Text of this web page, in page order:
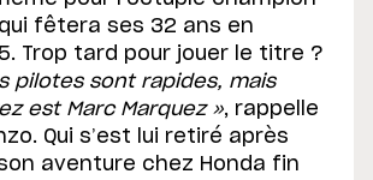
fêtera ses 32 ans en
Trop tard pour jouer le titre ?
pilotes sont rapides, mais
est Marc Marquez », rappelle
Qui s’est lui retiré après
son aventure chez Honda fin